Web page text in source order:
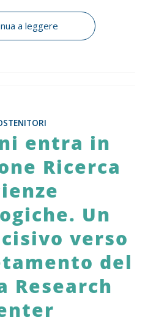
a leggere
entra in
Ricerca
Un
verso
del
Research